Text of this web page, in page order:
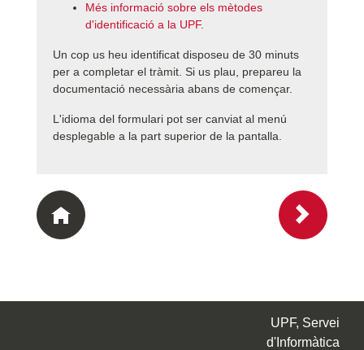
Més informació sobre els mètodes
d'identificació a la UPF.
Un cop us heu identificat disposeu de 30 minuts
per a completar el tràmit. Si us plau, prepareu la
documentació necessària abans de començar.
L'idioma del formulari pot ser canviat al menú
desplegable a la part superior de la pantalla.
UPF, Servei
d'Informàtica